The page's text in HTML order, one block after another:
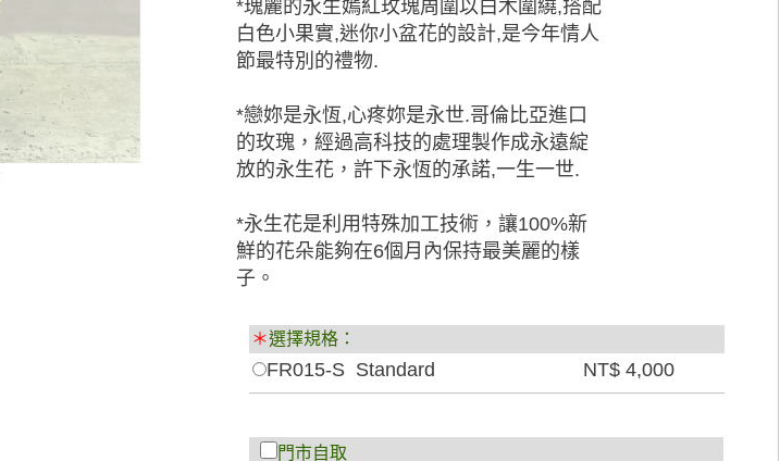
*瑰麗的永生嫣紅玫瑰周圍以白木圍繞,搭配
白色小果實,迷你小盆花的設計,是今年情人
節最特別的禮物.
*戀妳是永恆,心疼妳是永世.哥倫比亞進口
的玫瑰，經過高科技的處理製作成永遠綻
放的永生花，許下永恆的承諾,一生一世.
*永生花是利用特殊加工技術，讓100%新
鮮的花朵能夠在6個月內保持最美麗的樣
子。
＊選擇規格：
FR015-S Standard NT$ 4,000
門市自取